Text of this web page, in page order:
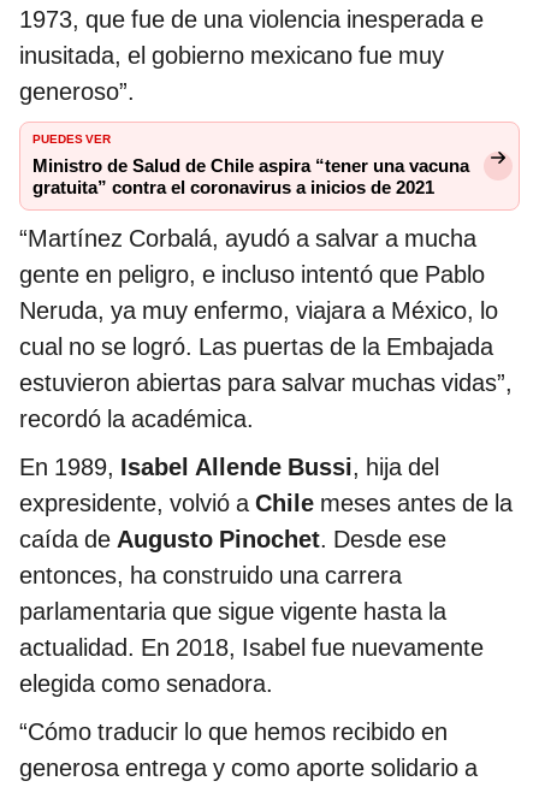
1973, que fue de una violencia inesperada e
inusitada, el gobierno mexicano fue muy
generoso”.
PUEDES VER
Ministro de Salud de Chile aspira “tener una vacuna
gratuita” contra el coronavirus a inicios de 2021
“Martínez Corbalá, ayudó a salvar a mucha
gente en peligro, e incluso intentó que Pablo
Neruda, ya muy enfermo, viajara a México, lo
cual no se logró. Las puertas de la Embajada
estuvieron abiertas para salvar muchas vidas”,
recordó la académica.
En 1989, Isabel Allende Bussi, hija del
expresidente, volvió a Chile meses antes de la
caída de Augusto Pinochet. Desde ese
entonces, ha construido una carrera
parlamentaria que sigue vigente hasta la
actualidad. En 2018, Isabel fue nuevamente
elegida como senadora.
“Cómo traducir lo que hemos recibido en
generosa entrega y como aporte solidario a